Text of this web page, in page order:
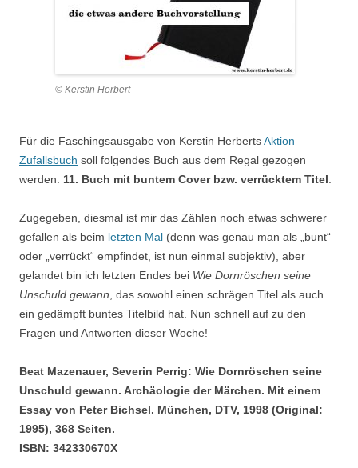
© Kerstin Herbert
Für die Faschingsausgabe von Kerstin HerbertsAktion
Zufallsbuch soll folgendes Buch aus dem Regal gezogen
werden: 11. Buch mit buntem Cover bzw. verrücktem Titel
Zugegeben, diesmal ist mir das Zählen noch etwas schwerer
gefallen als beim letzten Mal (denn was genau man als „bunt“
oder „verrückt“ empfindet, ist nun einmal subjektiv), aber
gelandet bin ich letzten Endes bei Wie Dornröschen seine
Unschuld gewann , das sowohl einen schrägen Titel als auch
ein gedämpft buntes Titelbild hat. Nun schnell auf zu den
Fragen und Antworten dieser Woche!
Beat Mazenauer, Severin Perrig: Wie Dornröschen seine
Unschuld gewann. Archäologie der Märchen. Mit einem
Essay von Peter Bichsel. München, DTV, 1998 (Original:
1995), 368 Seiten.
ISBN: 342330670X